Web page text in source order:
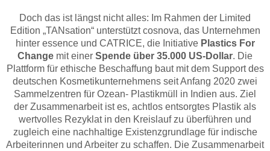
Doch das ist längst nicht alles: Im Rahmen der Limited
Edition „TANsation“ unterstützt cosnova, das Unternehmen
hinter essence und CATRICE, die Initiative Plastics For
Change mit einer Spende über 35.000 US-Dollar. Die
Plattform für ethische Beschaffung baut mit dem Support des
deutschen Kosmetikunternehmens seit Anfang 2020 zwei
Sammelzentren für Ozean- Plastikmüll in Indien aus. Ziel
der Zusammenarbeit ist es, achtlos entsorgtes Plastik als
wertvolles Rezyklat in den Kreislauf zu überführen und
zugleich eine nachhaltige Existenzgrundlage für indische
Arbeiterinnen und Arbeiter zu schaffen. Die Zusammenarbeit